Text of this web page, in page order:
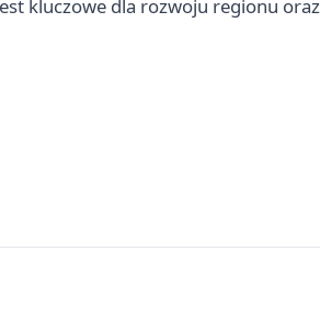
kluczowe dla rozwoju regionu oraz